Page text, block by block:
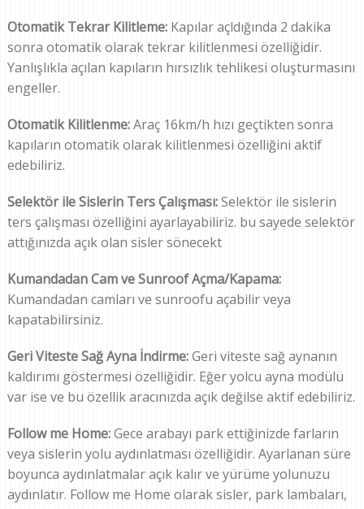
Otomatik Tekrar Kilitleme: Kapılar açldığında 2 dakika
sonra otomatik olarak tekrar kilitlenmesi özelliğidir.
Yanlışlıkla açılan kapıların hırsızlık tehlikesi oluşturmasını
engeller.
Otomatik Kilitlenme:Araç 16km/h hızı geçtikten sonra
kapıların otomatik olarak kilitlenmesi özelliğini aktif
edebiliriz.
Selektör ile Sislerin Ters Çalışması:Selektör ile sislerin
ters çalışması özelliğini ayarlayabiliriz. bu sayede selektör
attığınızda açık olan sisler sönecekt
Kumandadan Cam ve Sunroof Açma/Kapama:
Kumandadan camları ve sunroofu açabilir veya
kapatabilirsiniz.
Geri Viteste Sağ Ayna İndirme:Geri viteste sağ aynanın
kaldırımı göstermesi özelliğidir. Eğer yolcu ayna modülü
var ise ve bu özellik aracınızda açık değilse aktif edebiliriz.
Follow me Home:Gece arabayı park ettiğinizde farların
veya sislerin yolu aydınlatması özelliğidir. Ayarlanan süre
boyunca aydınlatmalar açık kalır ve yürüme yolunuzu
aydınlatır. Follow me Home olarak sisler, park lambaları,